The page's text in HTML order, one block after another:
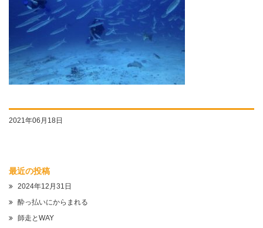
2021年06月18日
最近の投稿
2024年12月31日
酔っ払いにからまれる
師走とWAY